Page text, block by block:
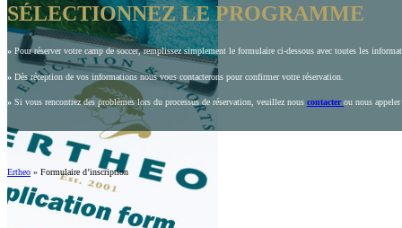
SÉLECTIONNEZ LE PROGRAMME
» Pour réserver votre camp de soccer, remplissez simplement le formulaire ci-dessous avec toutes les
» Dès réception de vos informations nous vous contacterons pour confirmer votre réservation.
» Si vous rencontrez des problèmes lors du processus de réservation, veuillez nous contacterou nous appeler
Ertheo » Formulaire d’inscription